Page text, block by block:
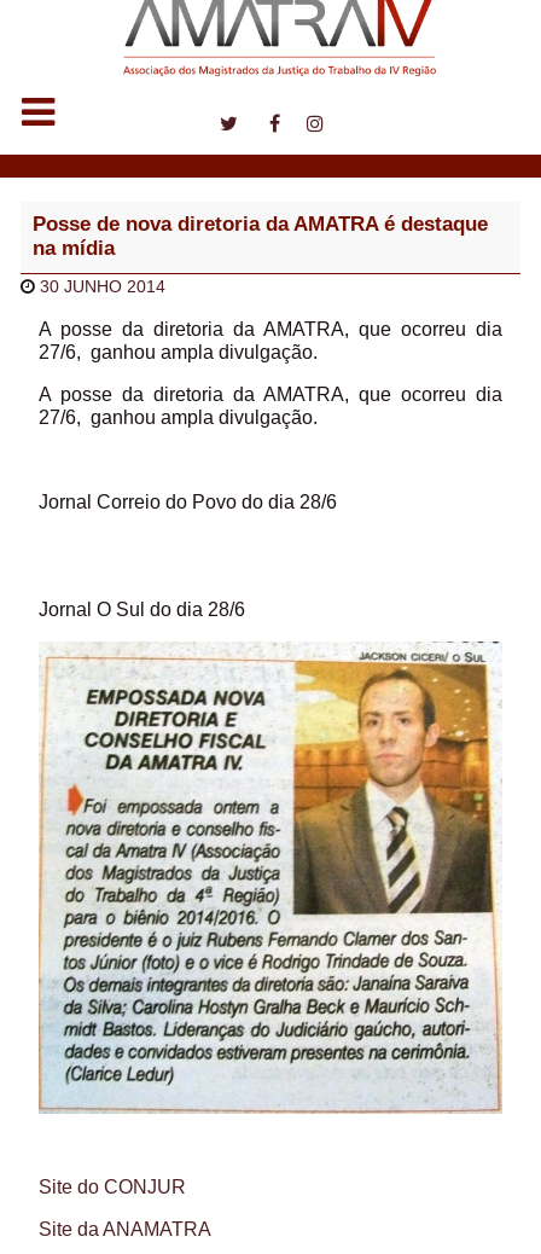
Posse de nova diretoria da AMATRA é destaque
na mídia
30 JUNHO 2014
A posse da diretoria da AMATRA, que ocorreu dia
27/6, ganhou ampla divulgação.
A posse da diretoria da AMATRA, que ocorreu dia
27/6, ganhou ampla divulgação.
Jornal Correio do Povo do dia 28/6
Jornal O Suldo dia 28/6
Site do CONJUR
Site da ANAMATRA